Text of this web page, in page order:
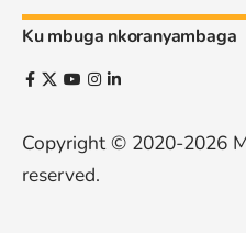
Ku mbuga nkoranyambaga
Copyright © 2020-2026
reserved.